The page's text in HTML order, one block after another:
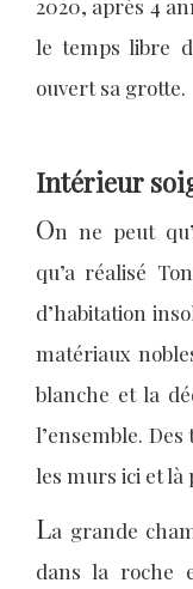
2020, après 4
le temps libre
ouvert sa grotte.
Intérieur
On ne peut
qu’a réalisé
d’habitation
matériaux
blanche et la
l’ensemble.
les murs ici et là
La grande
dans la roche